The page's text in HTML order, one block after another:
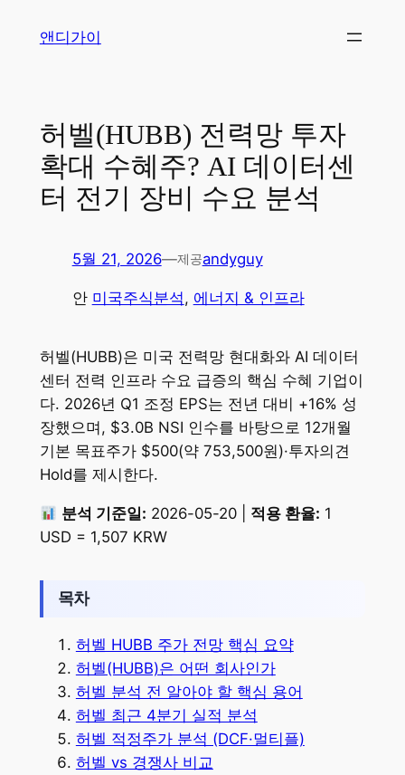
앤디가이
허벨(HUBB) 전력망 투자
확대 수혜주? AI 데이터센
터 전기 장비 수요 분석
5월 21, 2026—제공andyguy
안 미국주식분석, 에너지 & 인프라
허벨(HUBB)은 미국 전력망 현대화와 AI 데이터
센터 전력 인프라 수요 급증의 핵심 수혜 기업이
다. 2026년 Q1 조정 EPS는 전년 대비 +16% 성
장했으며, $3.0B NSI 인수를 바탕으로 12개월
기본 목표주가 $500(약 753,500원)·투자의견
Hold를 제시한다.
분석 기준일: 2026-05-20 | 적용 환율: 1
USD = 1,507 KRW
목차
허벨 HUBB 주가 전망 핵심 요약
허벨(HUBB)은 어떤 회사인가
허벨 분석 전 알아야 할 핵심 용어
허벨 최근 4분기 실적 분석
허벨 적정주가 분석 (DCF·멀티플)
허벨 vs 경쟁사 비교